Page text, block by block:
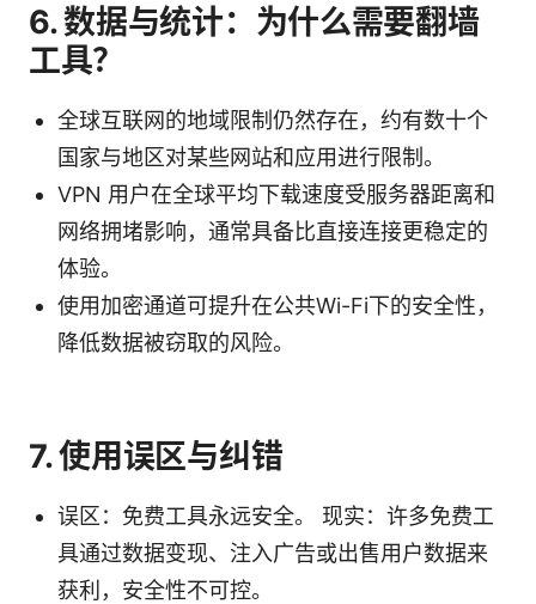
6. 数据与统计：为什么需要翻墙
工具？
全球互联网的地域限制仍然存在，约有数十个
国家与地区对某些网站和应用进行限制。
VPN 用户在全球平均下载速度受服务器距离和
网络拥堵影响，通常具备比直接连接更稳定的
体验。
使用加密通道可提升在公共Wi-Fi下的安全性，
降低数据被窃取的风险。
7. 使用误区与纠错
误区：免费工具永远安全。 现实：许多免费工
具通过数据变现、注入广告或出售用户数据来
获利，安全性不可控。